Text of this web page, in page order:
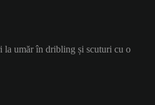
la umăr în dribling și scuturi cu o